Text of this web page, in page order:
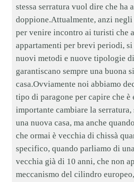
stessa serratura vuol dire che ha
doppione.Attualmente, anzi
per venire incontro ai turisti che
appartamenti per brevi periodi, si
nuovi metodi e nuove tipologie
garantiscano sempre una buona
casa.Ovviamente noi abbiamo
tipo di paragone per capire che è
importante cambiare la
una nuova casa, ma anche
che ormai è vecchia di chissà
specifico, quando parliamo di
vecchia già di 10 anni, che non
meccanismo del cilindro